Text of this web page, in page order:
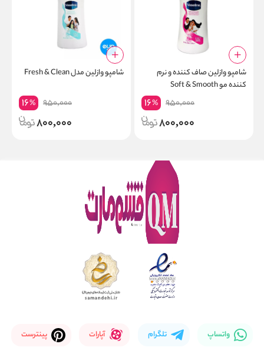
شامپو وازلین صاف کننده و نرم
کننده مو Soft & Smooth
Conditioner shampoo Vaseline
950,000
16%
800,000
شامپو وازلین مدل Fresh & Clean
950,000
16%
800,000
واتساپ تلگرام آپارات پینترست